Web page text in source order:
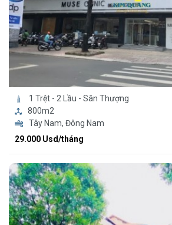
1 Trệt - 2 Lầu - Sân Thượng
800m2
Tây Nam, Đông Nam
29.000 Usd/tháng